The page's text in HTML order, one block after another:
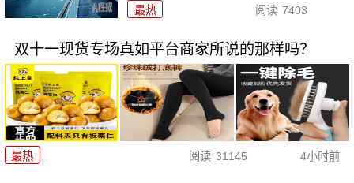
最热 阅读 7403
双十一现货专场真如平台商家所说的那样吗？
最热 阅读 31145 4小时前